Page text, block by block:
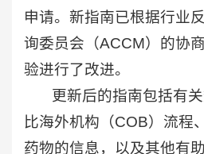
申请。新指南已根据行业
询委员会（ACCM）的协
验进行了改进。
更新后的指南包括有关
比海外机构（COB）流程
药物的信息，以及其他有